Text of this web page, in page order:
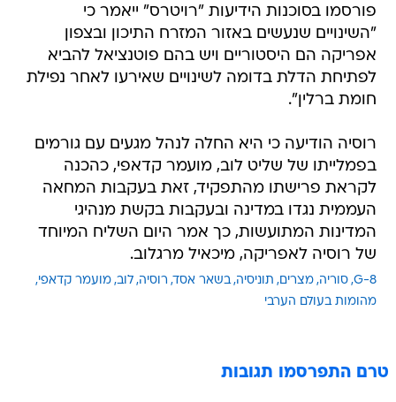
פורסמו בסוכנות הידיעות "רויטרס" ייאמר כי
"השינויים שנעשים באזור המזרח התיכון ובצפון
אפריקה הם היסטוריים ויש בהם פוטנציאל להביא
לפתיחת הדלת בדומה לשינויים שאירעו לאחר נפילת
חומת ברלין".
רוסיה הודיעה כי היא החלה לנהל מגעים עם גורמים
בפמלייתו של שליט לוב, מועמר קדאפי, כהכנה
לקראת פרישתו מהתפקיד, זאת בעקבות המחאה
העממית נגדו במדינה ובעקבות בקשת מנהיגי
המדינות המתועשות, כך אמר היום השליח המיוחד
של רוסיה לאפריקה, מיכאיל מרגלוב.
G-8 סוריה מצרים תוניסיה בשאר אסד רוסיה לוב מועמר קדאפי
מהומות בעולם הערבי
טרם התפרסמו תגובות